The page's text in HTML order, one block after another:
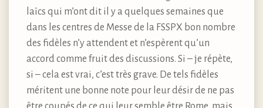
laïcs qui m’ont dit il y a quelques semaines que
dans les centres de Messe de la FSSPX bon nombre
des fidèles n’y attendent et n’espèrent qu’un
accord comme fruit des discussions. Si – je répète,
si – cela est vrai, c’est très grave. De tels fidèles
méritent une bonne note pour leur désir de ne pas